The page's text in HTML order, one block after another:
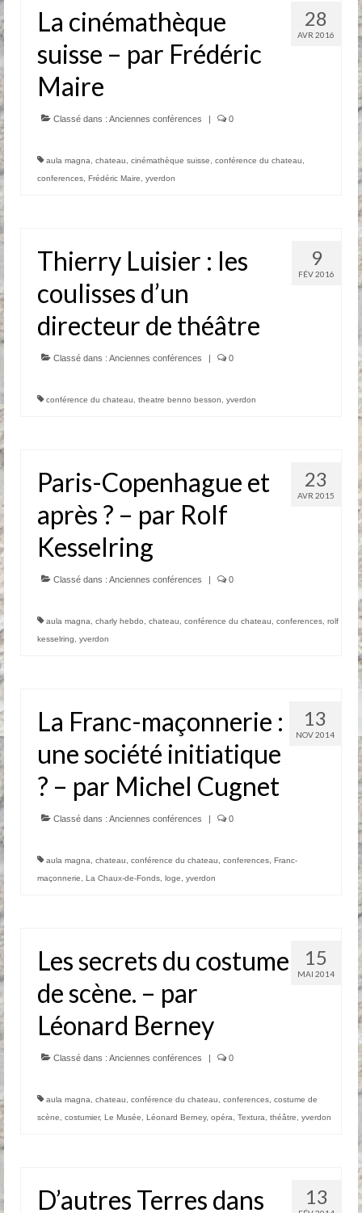
28
AVR 2016
La cinémathèque
suisse – par Frédéric
Maire
Classé dans : Anciennes conférences 0
aula magna, chateau, cinémathèque suisse, conférence du chateau,
conferences, Frédéric Maire, yverdon
9
FÉV 2016
Thierry Luisier : les
coulisses d’un
directeur de théâtre
Classé dans : Anciennes conférences 0
conférence du chateau, theatre benno besson, yverdon
23
AVR 2015
Paris-Copenhague et
après ? – par Rolf
Kesselring
Classé dans : Anciennes conférences 0
aula magna, charly hebdo, chateau, conférence du chateau, conferences, rolf
kesselring, yverdon
13
NOV 2014
La Franc-maçonnerie :
une société initiatique
? – par Michel Cugnet
Classé dans : Anciennes conférences 0
aula magna, chateau, conférence du chateau, conferences, Franc-
maçonnerie, La Chaux-de-Fonds, loge, yverdon
15
MAI 2014
Les secrets du costume
de scène. – par
Léonard Berney
Classé dans : Anciennes conférences 0
aula magna, chateau, conférence du chateau, conferences, costume de
scène, costumier, Le Musée, Léonard Berney, opéra, Textura, théâtre, yverdon
13
D’autres Terres dans